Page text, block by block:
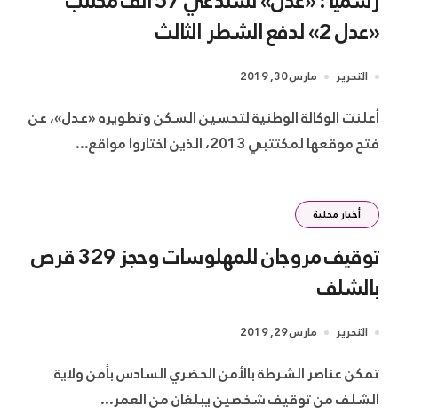
«عدل 2» لدفع الشطر الثالث
التحرير مارس 30, 2019
أعلنت الوكالة الوطنية لتحسين السكن وتطويره «عدل»، عن
فتح موقعها لمكتتبي 2013، الذين اختاروا مواقع...
أخبار محلية
توقيف مروجان للمهلوسات وحجز 329 قرص
بالشلف
التحرير مارس 29, 2019
تمكن عناصر الشرطة بالأمن الحضري السادس بأمن ولاية
الشلف من توقيف شخصين يبلغان من العمر...